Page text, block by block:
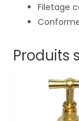
Filetage
Produits